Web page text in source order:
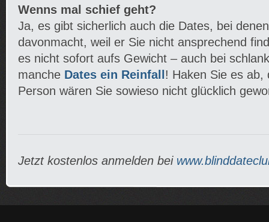
Wenns mal schief geht?
Ja, es gibt sicherlich auch die Dates, bei
davonmacht, weil er Sie nicht ansprechend
es nicht sofort aufs Gewicht – auch bei
manche Dates ein Reinfall ! Haken Sie es ab,
Person wären Sie sowieso nicht glücklich
Jetzt kostenlos anmelden bei